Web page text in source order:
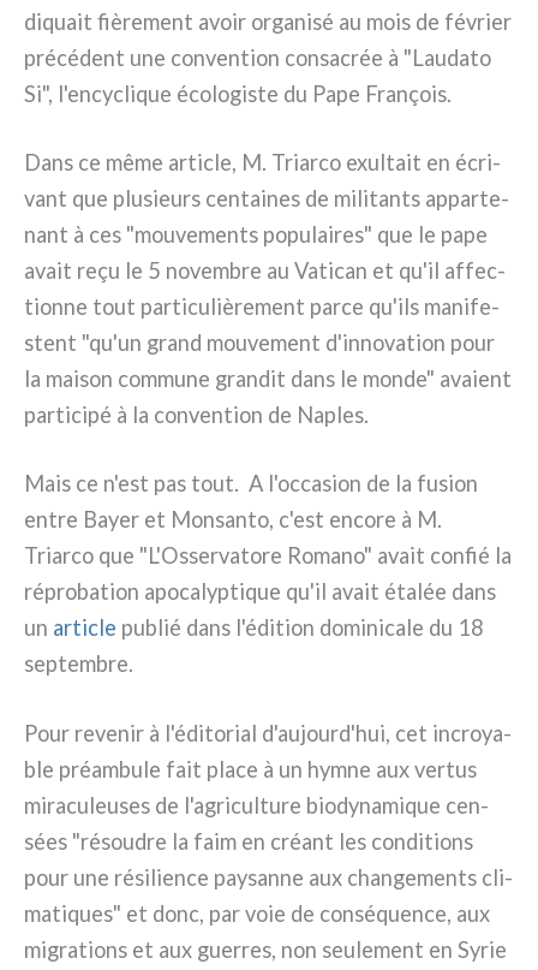
di­quait fiè­re­ment avoir orga­ni­sé au mois de février
pré­cé­dent une con­ven­tion con­sa­crée à "Laudato
Si", l'encyclique éco­lo­gi­ste du Pape François.
Dans ce même arti­cle, M. Triarco exul­tait en écri­
vant que plu­sieurs cen­tai­nes de mili­tan­ts appar­te­
nant à ces "mou­ve­men­ts popu­lai­res" que le pape
avait reçu le 5 novem­bre au Vatican et qu'il affec­
tion­ne tout par­ti­cu­liè­re­ment par­ce qu'ils mani­fe­
stent "qu'un grand mou­ve­ment d'innovation pour
la mai­son com­mu­ne gran­dit dans le mon­de" ava­ient
par­ti­ci­pé à la con­ven­tion de Naples.
Mais ce n'est pas tout. A l'occasion de la fusion
entre Bayer et Monsanto, c'est enco­re à M.
Triarco que "L'Osservatore Romano" avait con­fié la
répro­ba­tion apo­ca­lyp­ti­que qu'il avait éta­lée dans
un arti­cle publié dans l'édition domi­ni­ca­le du 18
sep­tem­bre.
Pour reve­nir à l'éditorial d'aujourd'hui, cet incroya­
ble préam­bu­le fait pla­ce à un hym­ne aux ver­tus
mira­cu­leu­ses de l'agriculture bio­dy­na­mi­que cen­
sées "résou­dre la faim en créant les con­di­tions
pour une rési­lien­ce pay­san­ne aux chan­ge­men­ts cli­
ma­ti­ques" et donc, par voie de con­sé­quen­ce, aux
migra­tions et aux guer­res, non seu­le­ment en Syrie